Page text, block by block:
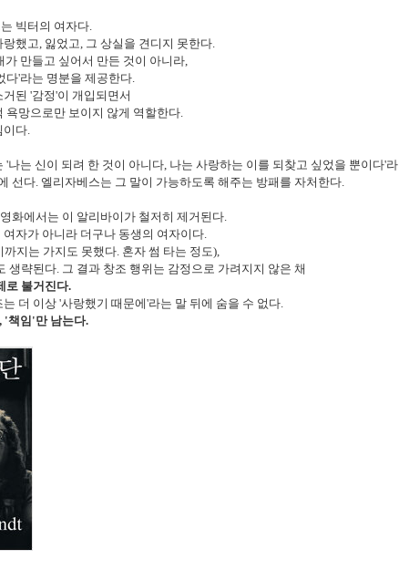
빅터의 여자다.
랑했고, 잃었고, 그 상실을 견디지 못한다.
가 만들고 싶어서 만든 것이 아니라,
다'라는 명분을 제공한다.
거된 '감정'이 개입되면서
욕망으로만 보이지 않게 역할한다.
이다.
'나는 신이 되려 한 것이 아니다, 나는 사랑하는 이를 되찾고 싶었을 뿐이다'라
선다. 엘리자베스는 그 말이 가능하도록 해주는 방패를 자처한다.
화에서는 이 알리바이가 철저히 제거된다.
자가 아니라 더구나 동생의 여자이다.
까지는 가지도 못했다. 혼자 썸 타는 정도),
생략된다. 그 결과 창조 행위는 감정으로 가려지지 않은 채
로 불거진다.
는 더 이상'사랑했기 때문에'라는 말 뒤에 숨을 수 없다.
, '책임 '만 남는다.